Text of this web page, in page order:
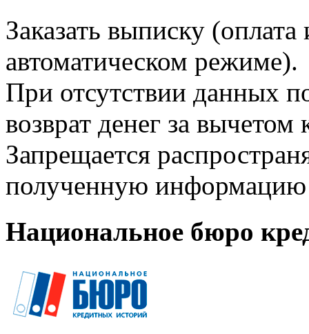
Заказать выписку
автоматическом режиме).
При отсутствии данных
возврат денег за
Запрещается
полученную информацию
Национальное бюро